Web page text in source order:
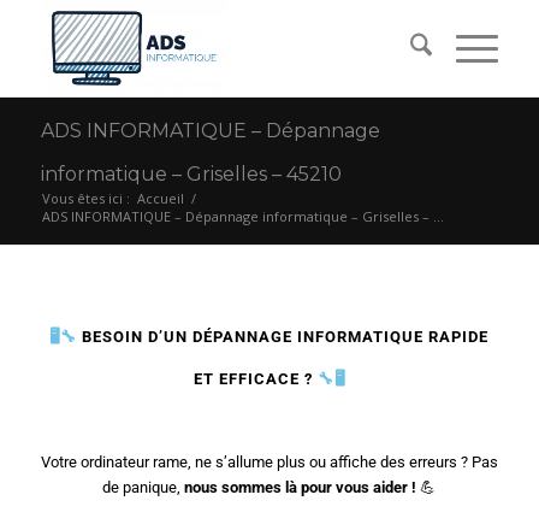
ADS INFORMATIQUE – Dépannage
informatique – Griselles – 45210
Vous êtes ici : Accueil /
ADS INFORMATIQUE – Dépannage informatique – Griselles – ...
🖥️🔧BESOIN D’UN DÉPANNAGE INFORMATIQUE RAPIDE
ET EFFICACE ? 🔧🖥️
Votre ordinateur rame, ne s’allume plus ou affiche des erreurs ? Pas
de panique,nous sommes là pour vous aider ! 💪